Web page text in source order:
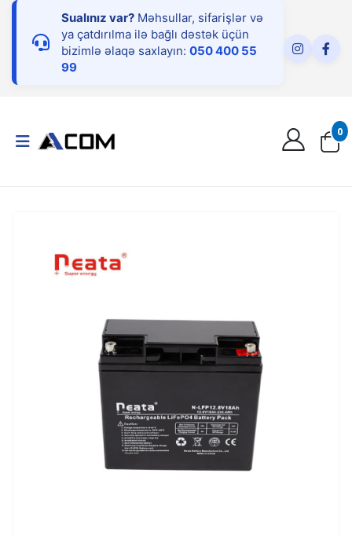
Sualınız var? Məhsullar, sifarişlər və
ya çatdırılma ilə bağlı dəstək üçün
bizimlə əlaqə saxlayın: 050 400 55
99
0